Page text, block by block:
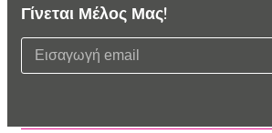
Γίνεται Μέλος Μας!